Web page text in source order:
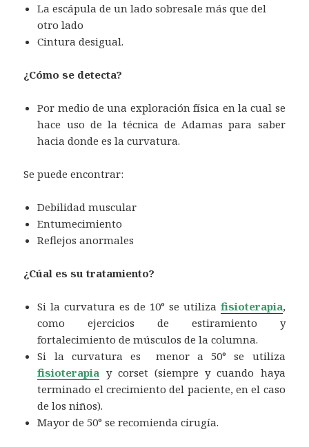
La escápula de un lado sobresale más que del
otro lado
Cintura desigual.
¿Cómo se detecta?
Por medio de una exploración física en la cual se
hace uso de la técnica de Adamas para saber
hacia donde es la curvatura.
Se puede encontrar:
Debilidad muscular
Entumecimiento
Reflejos anormales
¿Cúal es su tratamiento?
Si la curvatura es de 10° se utiliza fisioterapia,
como ejercicios de estiramiento y
fortalecimiento de músculos de la columna.
Si la curvatura es menor a 50° se utiliza
fisioterapia y corset (siempre y cuando haya
terminado el crecimiento del paciente, en el caso
de los niños).
Mayor de 50° se recomienda cirugía.